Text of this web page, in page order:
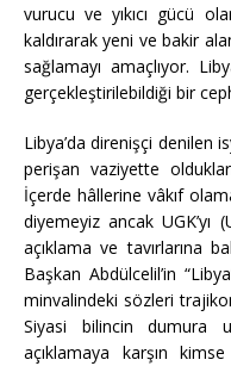
vurucu ve yıkıcı gücü
kaldırarak yeni ve bakir
sağlamayı amaçlıyor.
gerçekleştirilebildiği bir
Libya’da direnişçi denilen
perişan vaziyette
İçerde hâllerine vâkıf
diyemeyiz ancak UGK’yı
açıklama ve tavırlarına
Başkan Abdülcelil’in
minvalindeki sözleri
Siyasi bilincin dumura
açıklamaya karşın